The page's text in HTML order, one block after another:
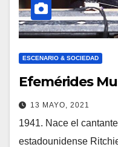
ESCENARIO & SOCIEDAD
Efemérides
13 MAYO, 2021
1941. Nace el
estadounidense